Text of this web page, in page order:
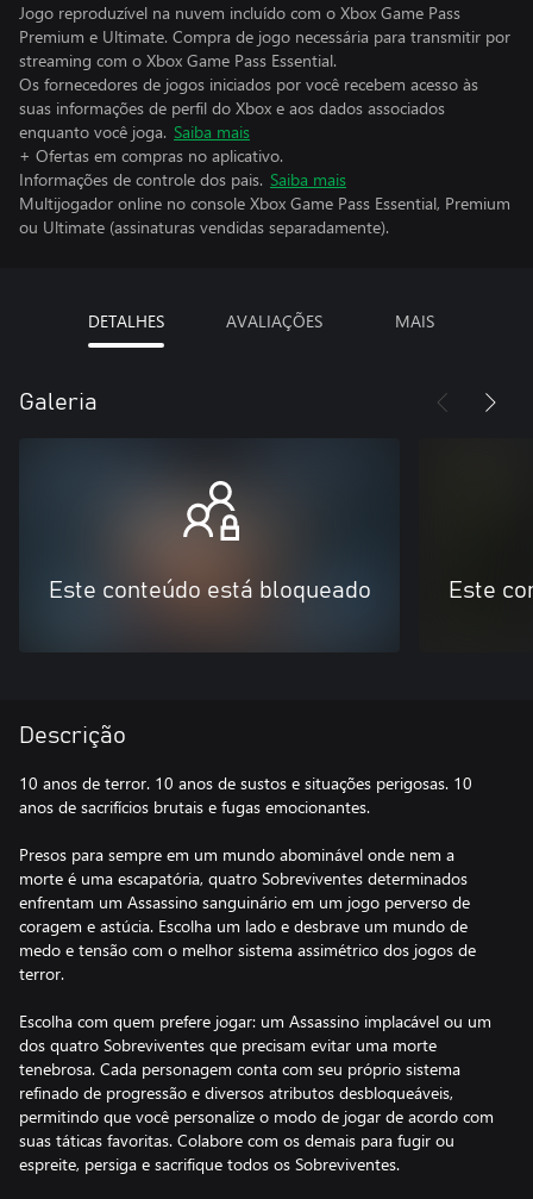
Jogo reproduzível na nuvem incluído com o Xbox Game Pass
Premium e Ultimate. Compra de jogo necessária para transmitir por
streaming com o Xbox Game Pass Essential.
Os fornecedores de jogos iniciados por você recebem acesso às
suas informações de perfil do Xbox e aos dados associados
enquanto você joga. Saiba mais
+ Ofertas em compras no aplicativo.
Informações de controle dos pais. Saiba mais
Multijogador online no console Xbox Game Pass Essential, Premium
ou Ultimate (assinaturas vendidas separadamente).
DETALHES AVALIAÇÕES MAIS
Galeria
Este conteúdo está bloqueado Este
Descrição
10 anos de terror. 10 anos de sustos e situações perigosas. 10
anos de sacrifícios brutais e fugas emocionantes.
Presos para sempre em um mundo abominável onde nem a
morte é uma escapatória, quatro Sobreviventes determinados
enfrentam um Assassino sanguinário em um jogo perverso de
coragem e astúcia. Escolha um lado e desbrave um mundo de
medo e tensão com o melhor sistema assimétrico dos jogos de
terror.
Escolha com quem prefere jogar: um Assassino implacável ou um
dos quatro Sobreviventes que precisam evitar uma morte
tenebrosa. Cada personagem conta com seu próprio sistema
refinado de progressão e diversos atributos desbloqueáveis,
permitindo que você personalize o modo de jogar de acordo com
suas táticas favoritas. Colabore com os demais para fugir ou
espreite, persiga e sacrifique todos os Sobreviventes.